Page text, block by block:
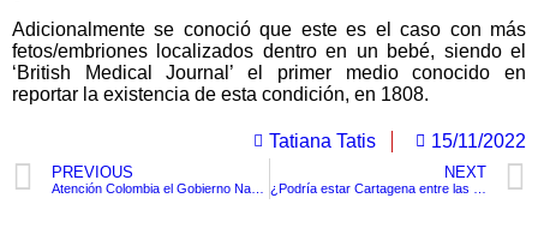
Adicionalmente se conoció que este es el caso con más
fetos/embriones localizados dentro en un bebé, siendo el
‘British Medical Journal’ el primer medio conocido en
reportar la existencia de esta condición, en 1808.
Tatiana Tatis 15/11/2022
PREVIOUS NEXT